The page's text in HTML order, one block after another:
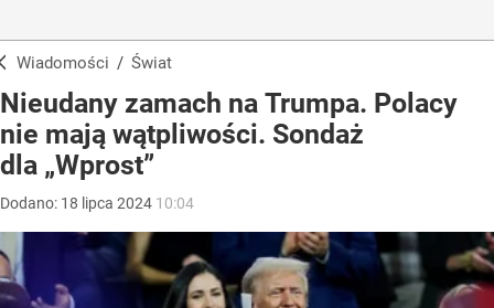
Wiadomości / Świat
Nieudany zamach na Trumpa. Polacy
nie mają wątpliwości. Sondaż
dla „Wprost”
Dodano: 18 lipca 2024 10:04